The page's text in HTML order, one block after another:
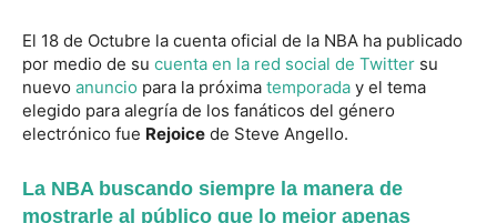
El 18 de Octubre la cuenta oficial de la NBA ha publicado
por medio de su cuenta en la red social de Twitter su
nuevo anuncio para la próxima temporada y el tema
elegido para alegría de los fanáticos del género
electrónico fue Rejoice de Steve Angello.
La NBA buscando siempre la manera de
mostrarle al público que lo mejor apenas